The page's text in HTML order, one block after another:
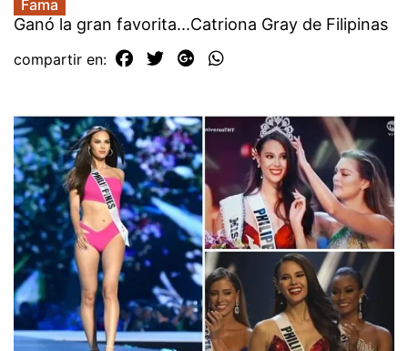
Fama
Ganó la gran favorita...Catriona Gray de Filipinas
compartir en: